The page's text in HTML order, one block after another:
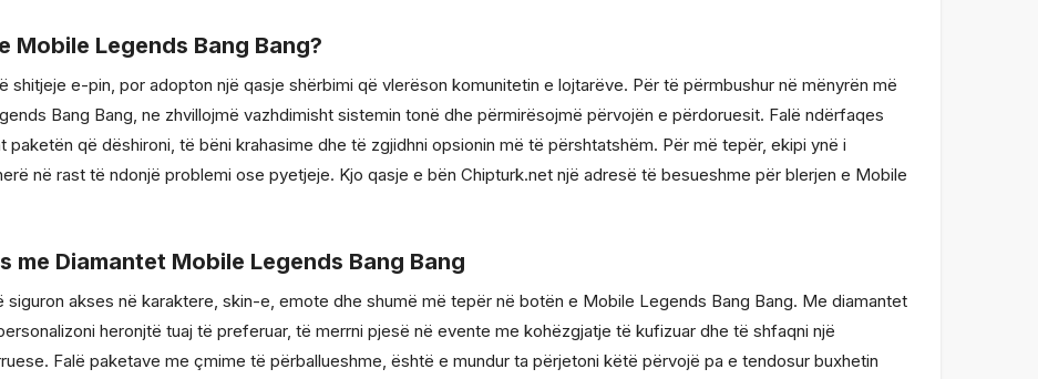
Mobile Legends Bang Bang?
shitjeje e-pin, por adopton një qasje shërbimi që vlerëson komunitetin e lojtarëve. Për të përmbushur në mënyrën më
Bang Bang, ne zhvillojmë vazhdimisht sistemin tonë dhe përmirësojmë përvojën e përdoruesit. Falë ndërfaqes
që dëshironi, të bëni krahasime dhe të zgjidhni opsionin më të përshtatshëm. Për më tepër, ekipi ynë i
në rast të ndonjë problemi ose pyetjeje. Kjo qasje e bën Chipturk.net një adresë të besueshme për blerjen e Mobile
me Diamantet Mobile Legends Bang Bang
siguron akses në karaktere, skin-e, emote dhe shumë më tepër në botën e Mobile Legends Bang Bang. Me diamantet
heronjtë tuaj të preferuar, të merrni pjesë në evente me kohëzgjatje të kufizuar dhe të shfaqni një
Falë paketave me çmime të përballueshme, është e mundur ta përjetoni këtë përvojë pa e tendosur buxhetin